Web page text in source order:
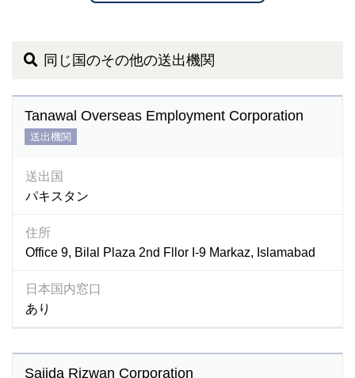
同じ国のその他の送出機関
Tanawal Overseas Employment Corporation
送出機関
送出国
パキスタン
住所
Office 9, Bilal Plaza 2nd Fllor I-9 Markaz, Islamabad
日本国内窓口
あり
Sajida Rizwan Corporation